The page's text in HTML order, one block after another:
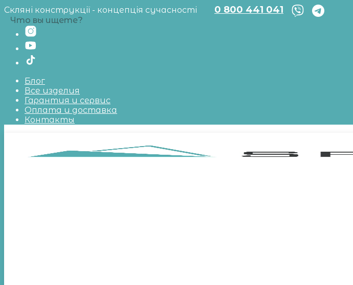
Скляні конструкції - концепція сучасності 0 800 441 041
Блог
Все изделия
Гарантия и сервис
Оплата и доставка
Контакты
Что вы ищете?